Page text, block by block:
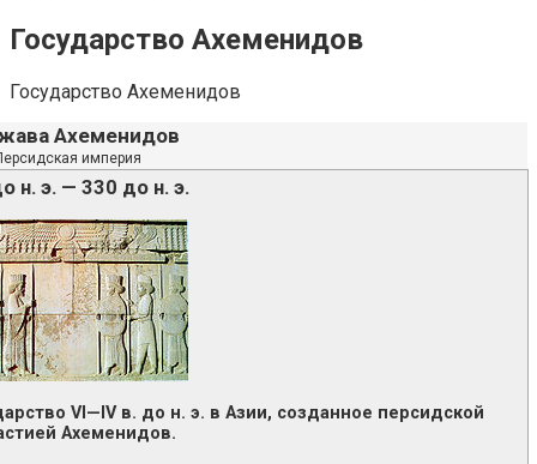
Государство Ахеменидов
Государство Ахеменидов
Ахеменидов
империя
н. э. — 330 до н. э.
VI—IV в. до н. э. в Азии, созданное персидской
Ахеменидов.